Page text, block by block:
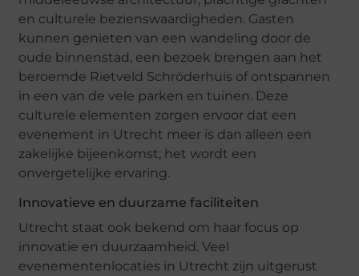
en culturele bezienswaardigheden. Gasten
kunnen genieten van een wandeling door de
oude binnenstad, een bezoek brengen aan het
beroemde Rietveld Schröderhuis of ontspannen
in een van de vele parken en tuinen. Deze
culturele elementen zorgen ervoor dat een
evenement in Utrecht meer is dan alleen een
zakelijke bijeenkomst; het wordt een
onvergetelijke ervaring.
Innovatieve en duurzame faciliteiten
Utrecht staat ook bekend om haar focus op
innovatie en duurzaamheid. Veel
evenementenlocaties in Utrecht zijn uitgerust